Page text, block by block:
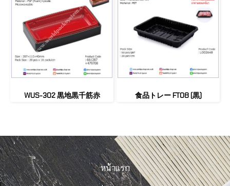
WUS-302 黒地黒千筋赤 食品トレー FT08 (黒)
หน้าแรก